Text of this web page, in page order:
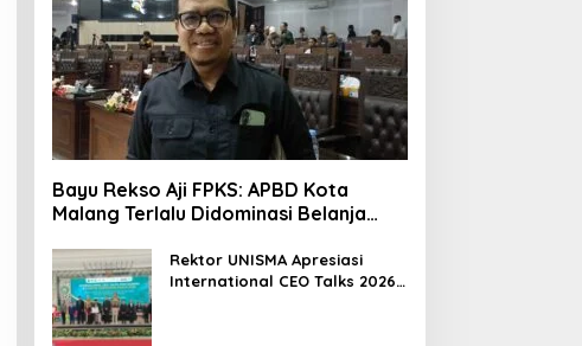
Bayu Rekso Aji FPKS: APBD Kota
Malang Terlalu Didominasi Belanja
Hasil
Rektor UNISMA Apresiasi
International CEO Talks 2026,